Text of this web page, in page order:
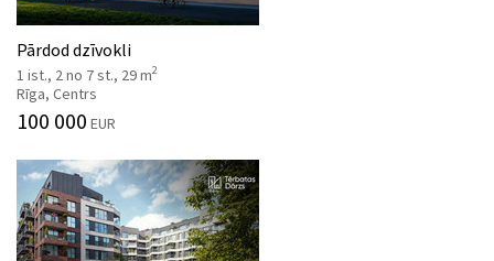
Pārdod dzīvokli
1 ist., 2 no 7 st., 29 m2
Rīga, Centrs
100 000 EUR